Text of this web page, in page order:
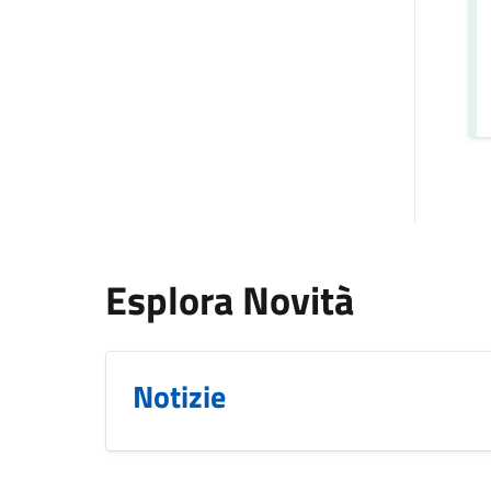
Esplora Novità
Notizie